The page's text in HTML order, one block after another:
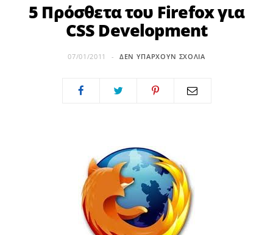
m
5 Πρόσθετα του Firefox για
CSS Development
07/01/2011 ΔΕΝ ΥΠΆΡΧΟΥΝ ΣΧΌΛΙΑ